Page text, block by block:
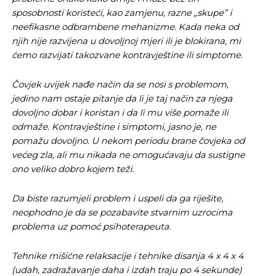
sposobnosti koristeći, kao zamjenu, razne „skupe” i
neefikasne odbrambene mehanizme. Kada neka od
njih nije razvijena u dovoljnoj mjeri ili je blokirana, mi
ćemo razvijati takozvane kontravještine ili simptome.
Čovjek uvijek nađe način da se nosi s problemom,
jedino nam ostaje pitanje da li je taj način za njega
dovoljno dobar i koristan i da li mu više pomaže ili
odmaže. Kontravještine i simptomi, jasno je, ne
pomažu dovoljno. U nekom periodu brane čovjeka od
većeg zla, ali mu nikada ne omogućavaju da sustigne
ono veliko dobro kojem teži.
Da biste razumjeli problem i uspeli da ga riješite,
neophodno je da se pozabavite stvarnim uzrocima
problema uz pomoć psihoterapeuta.
Tehnike mišićne relaksacije i tehnike disanja 4 x 4 x 4
(udah, zadražavanje daha i izdah traju po 4 sekunde)